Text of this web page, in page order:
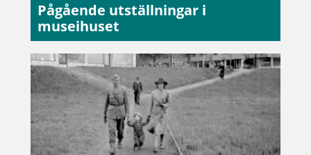
Pågående utställningar i
museihuset